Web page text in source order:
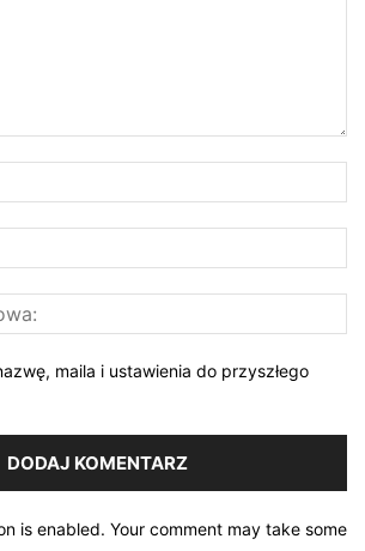
maila i ustawienia do przyszłego
is enabled. Your comment may take some